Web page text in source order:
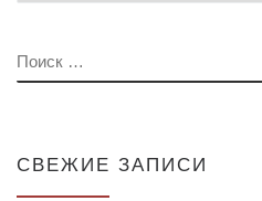
ПОИСК
СВЕЖИЕ ЗАПИСИ